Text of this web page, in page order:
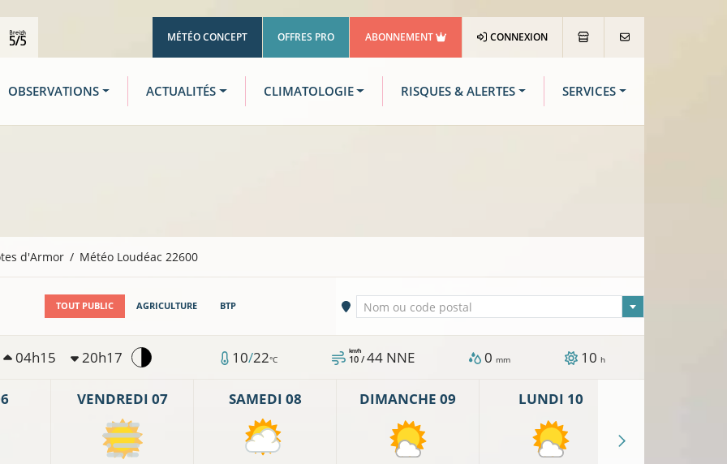
MÉTÉO CONCEPT OFFRES PRO ABONNEMENT CONNEXION
OBSERVATIONS ACTUALITÉS CLIMATOLOGIE RISQUES & ALERTES SERVICES
d'Armor Météo Loudéac 22600
TOUT PUBLIC AGRICULTURE BTP Ville sélectionnée
Nom ou code postal
04h15 20h17 10/22°C 10 /
km/h 44 NNE 0 mm 10 h
VENDREDI 07 SAMEDI 08 DIMANCHE 09 LUNDI 10